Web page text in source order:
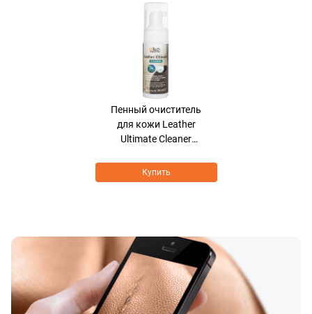
Пенный очиститель
для кожи Leather
Ultimate Cleaner
Купить